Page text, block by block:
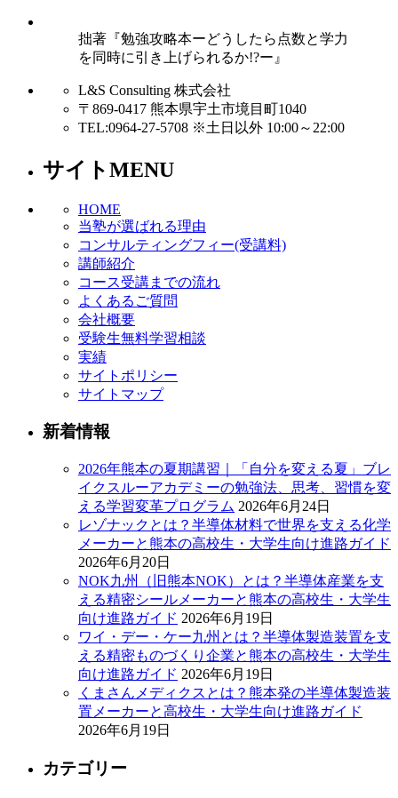
拙著『勉強攻略本ーどうしたら点数と学力
を同時に引き上げられるか!?ー』
L&S Consulting 株式会社
〒869-0417 熊本県宇土市境目町1040
TEL:0964-27-5708 ※土日以外 10:00～22:00
サイトMENU
HOME
当塾が選ばれる理由
コンサルティングフィー(受講料)
講師紹介
コース受講までの流れ
よくあるご質問
会社概要
受験生無料学習相談
実績
サイトポリシー
サイトマップ
新着情報
2026年熊本の夏期講習｜「自分を変える夏」ブレ
イクスルーアカデミーの勉強法、思考、習慣を変
える学習変革プログラム 2026年6月24日
レゾナックとは？半導体材料で世界を支える化学
メーカーと熊本の高校生・大学生向け進路ガイド
2026年6月20日
NOK九州（旧熊本NOK）とは？半導体産業を支
える精密シールメーカーと熊本の高校生・大学生
向け進路ガイド 2026年6月19日
ワイ・デー・ケー九州とは？半導体製造装置を支
える精密ものづくり企業と熊本の高校生・大学生
向け進路ガイド 2026年6月19日
くまさんメディクスとは？熊本発の半導体製造装
置メーカーと高校生・大学生向け進路ガイド
2026年6月19日
カテゴリー